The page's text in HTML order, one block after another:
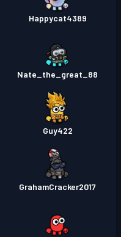
Happycat4389
Nate_the_great_88
Guy422
GrahamCracker2017